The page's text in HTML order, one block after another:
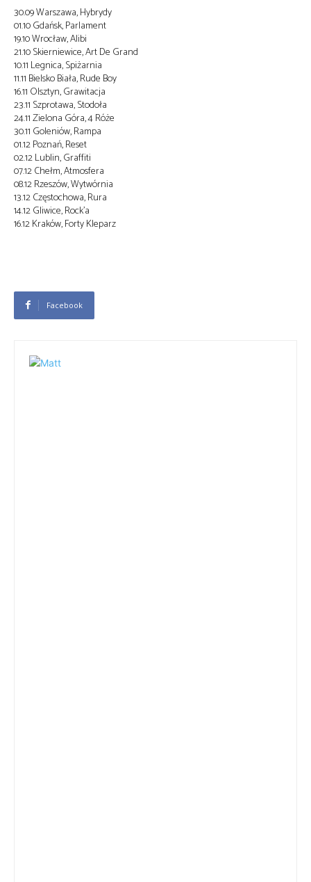
30.09 Warszawa, Hybrydy
01.10 Gdańsk, Parlament
19.10 Wrocław, Alibi
21.10 Skierniewice, Art De Grand
10.11 Legnica, Spiżarnia
11.11 Bielsko Biała, Rude Boy
16.11 Olsztyn, Grawitacja
23.11 Szprotawa, Stodoła
24.11 Zielona Góra, 4 Róże
30.11 Goleniów, Rampa
01.12 Poznań, Reset
02.12 Lublin, Graffiti
07.12 Chełm, Atmosfera
08.12 Rzeszów, Wytwórnia
13.12 Częstochowa, Rura
14.12 Gliwice, Rock’a
16.12 Kraków, Forty Kleparz
Facebook